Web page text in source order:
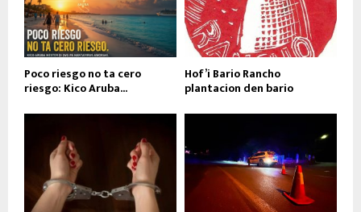
Poco riesgo no ta cero
riesgo: Kico Aruba...
Hof’i Bario Rancho
plantacion den bario